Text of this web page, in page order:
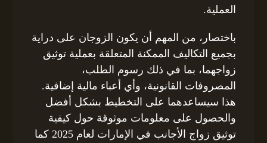
العملية.
باختصار، من المهم أن يكون الزوجان على دراية
بجميع التكاليف الممكنة المتعلقة بعملية توثيق
زواجهما، بما في ذلك رسوم الطلب،
المصروفات القانونية، وأي أعباء مالية إضافية.
هذا سيساعدهما على التخطيط بشكل أفضل
والحصول على معلومات موثوقة حول كيفية
توثيق زواج الأجانب في الإمارات لعام 2025 كما